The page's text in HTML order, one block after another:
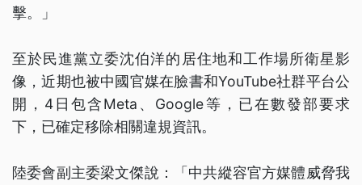
擊。」
至於民進黨立委沈伯洋的居住地和工作場所衛星影
像，近期也被中國官媒在臉書和YouTube社群平台公
開，4日包含Meta、Google等，已在數發部要求
下，已確定移除相關違規資訊。
陸委會副主委梁文傑說：「中共縱容官方媒體威脅我